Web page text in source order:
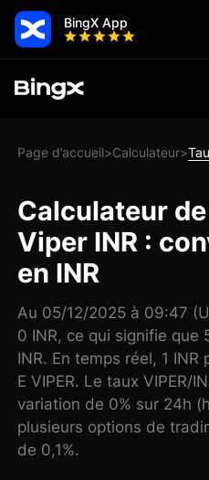
BingX App
Page d’accueil>Calculateur>
Calculateur
Viper INR :
en INR
Au 05/12/2025 à 09:47
0 INR, ce qui signifie que
INR. En temps réel, 1 INR
E VIPER. Le taux VIPER/
variation de 0% sur 24h
plusieurs options de
de 0,1%.